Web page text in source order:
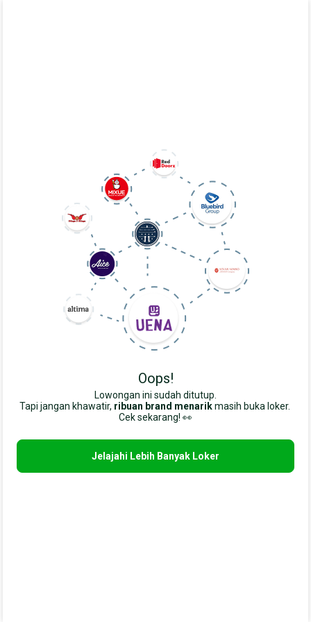
Oops!
Lowongan ini sudah ditutup.
Tapi jangan khawatir, ribuan brand menarik masih buka loker.
Cek sekarang! 👀
Jelajahi Lebih Banyak Loker